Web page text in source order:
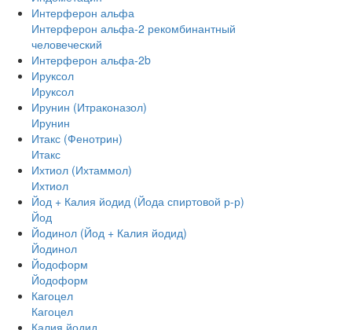
Интерферон альфа
Интерферон альфа-2 рекомбинантный
человеческий
Интерферон альфа-2b
Ируксол
Ируксол
Ирунин (Итраконазол)
Ирунин
Итакс (Фенотрин)
Итакс
Ихтиол (Ихтаммол)
Ихтиол
Йод + Калия йодид (Йода спиртовой р-р)
Йод
Йодинол (Йод + Калия йодид)
Йодинол
Йодоформ
Йодоформ
Кагоцел
Кагоцел
Калия йодид